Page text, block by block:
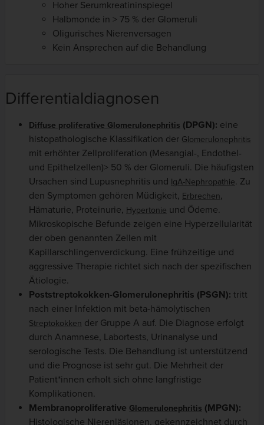
Hoher Serumkreatininspiegel
Halbmonde in > 75 % der Glomeruli
Oligurisches Nierenversagen
Kein Ansprechen auf die Behandlung
Differentialdiagnosen
Diffuse proliferative Glomerulonephritis (DPGN): eine
histopathologische Klassifikation der Glomerulonephritis
mit erhöhter Zellproliferation (Mesangial-, Endothel-
und Epithelzellen)> 50 % der Glomeruli. Die häufigsten
Ursachen sind Lupusnephritis und IgA-Nephropathie. Zu
den Symptomen gehören Müdigkeit, Erbrechen,
Hämaturie, Proteinurie, Hypertonie und Ödeme.
Mikroskopische Befunde zeigen eine Hyperzellularität
der oben genannten Zellen mit
Kapillarschlingenverdickung. Eine frühzeitige und
aggressive Therapie richtet sich nach der spezifischen
Ätiologie.
Poststreptokokken-Glomerulonephritis (PSGN): tritt
nach einer Infektion mit beta-hämolytischen
Streptokokken der Gruppe A auf. Die Diagnose erfolgt
durch Anamnese, Labortests, Urinanalyse und
serologische Tests. Die Behandlung ist unterstützend
und die Prognose ist sehr gut. Die Mehrheit der
Patient*innen erholt sich ohne langfristige
Komplikationen.
Membranoproliferative Glomerulonephritis (MPGN):
Histologische Nierenläsionen, gekennzeichnet durch